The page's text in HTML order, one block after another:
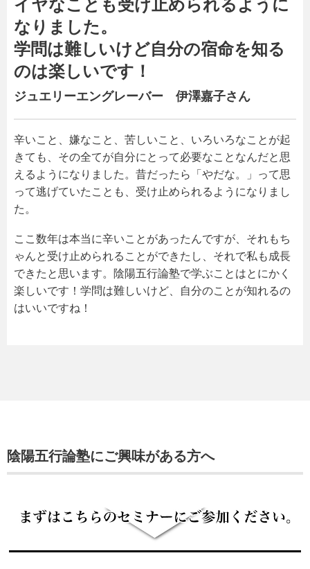
イヤなことも受け止められるように
なりました。
学問は難しいけど自分の宿命を知る
のは楽しいです！
ジュエリーエングレーバー 伊澤嘉子さん
辛いこと、嫌なこと、苦しいこと、いろいろなことが起
きても、その全てが自分にとって必要なことなんだと思
えるようになりました。昔だったら「やだな。」って思
って逃げていたことも、受け止められるようになりまし
た。
ここ数年は本当に辛いことがあったんですが、それもち
ゃんと受け止められることができたし、それで私も成長
できたと思います。陰陽五行論塾で学ぶことはとにかく
楽しいです！学問は難しいけど、自分のことが知れるの
はいいですね！
陰陽五行論塾にご興味がある方へ